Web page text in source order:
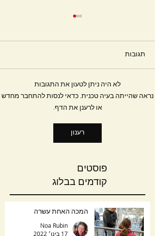
תגובות
לא היה ניתן לטעון את התגובות
נראה שהייתה בעיה טכנית. כדאי לנסות להתחבר מחדש
או לרענן את הדף.
רענון
פוסטים
קודמים בבלוג
המכה האחת עשרה
Noa Rubin
17 בינו׳ 2022